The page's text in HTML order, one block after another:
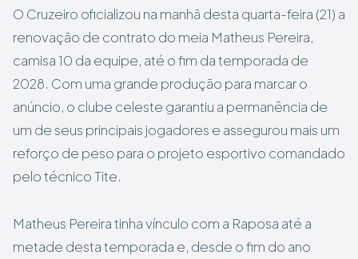
O Cruzeiro oficializou na manhã desta quarta-feira (21) a
renovação de contrato do meia Matheus Pereira,
camisa 10 da equipe, até o fim da temporada de
2028. Com uma grande produção para marcar o
anúncio, o clube celeste garantiu a permanência de
um de seus principais jogadores e assegurou mais um
reforço de peso para o projeto esportivo comandado
pelo técnico Tite.
Matheus Pereira tinha vínculo com a Raposa até a
metade desta temporada e, desde o fim do ano